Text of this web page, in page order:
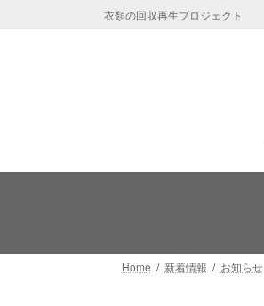
ン
ビ
衣類の回収再生プロジェクト
Home 新着情報 お知らせ